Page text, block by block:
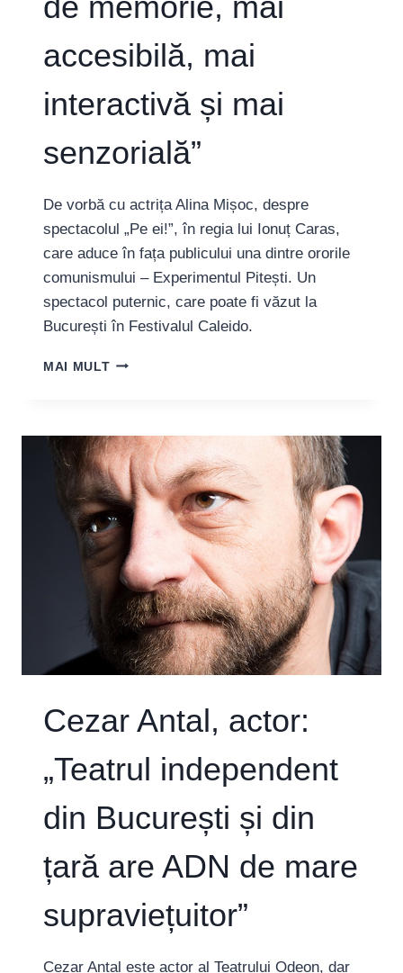
accesibilă, mai
interactivă și mai
senzorială”
De vorbă cu actrița Alina Mișoc, despre
spectacolul „Pe ei!”, în regia lui Ionuț Caras,
care aduce în fața publicului una dintre ororile
comunismului – Experimentul Pitești. Un
spectacol puternic, care poate fi văzut la
București în Festivalul Caleido.
MAI MULTALINA
CĂ
TEATRUL
POATE
REPREZENTA
O
FORMĂ
MEMORIE,
MAI
ACCESIBILĂ,
MAI
INTERACTIVĂ
Cezar Antal, actor:
„Teatrul independent
din București și din
țară are ADN de mare
supraviețuitor”
Cezar Antal este actor al Teatrului Odeon, dar